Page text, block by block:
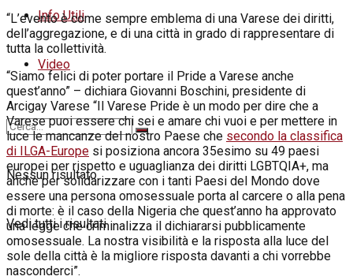
Info Utili
Video
Nessun risultato
Vedi tutti i risultati
“L’evento è come sempre emblema di una Varese dei diritti,
dell’aggregazione, e di una città in grado di rappresentare di
tutta la collettività.
“Siamo felici di poter portare il Pride a Varese anche
quest’anno” – dichiara Giovanni Boschini, presidente di
Arcigay Varese “Il Varese Pride è un modo per dire che a
Varese puoi essere chi sei e amare chi vuoi e per mettere in
luce le mancanze del nostro Paese che secondo la classifica
di ILGA-Europe si posiziona ancora 35esimo su 49 paesi
europei per rispetto e uguaglianza dei diritti LGBTQIA+, ma
anche per solidarizzare con i tanti Paesi del Mondo dove
essere una persona omosessuale porta al carcere o alla pena
di morte: è il caso della Nigeria che quest’anno ha approvato
una legge che criminalizza il dichiararsi pubblicamente
omosessuale. La nostra visibilità e la risposta alla luce del
sole della città è la migliore risposta davanti a chi vorrebbe
nasconderci”.